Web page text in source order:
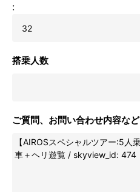
:
搭乗人数
ご質問、お問い合わせ内容など